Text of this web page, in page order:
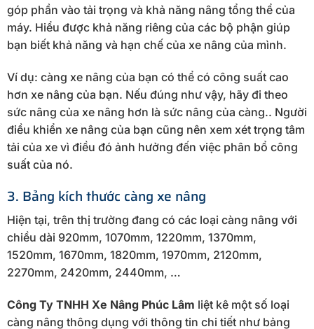
góp phần vào tải trọng và khả năng nâng tổng thể của
máy. Hiểu được khả năng riêng của các bộ phận giúp
bạn biết khả năng và hạn chế của xe nâng của mình.
Ví dụ: càng xe nâng của bạn có thể có công suất cao
hơn xe nâng của bạn. Nếu đúng như vậy, hãy đi theo
sức nâng của xe nâng hơn là sức nâng của càng.. Người
điều khiển xe nâng của bạn cũng nên xem xét trọng tâm
tải của xe vì điều đó ảnh hưởng đến việc phân bổ công
suất của nó.
3. Bảng kích thước càng xe nâng
Hiện tại, trên thị trường đang có các loại càng nâng với
chiều dài 920mm, 1070mm, 1220mm, 1370mm,
1520mm, 1670mm, 1820mm, 1970mm, 2120mm,
2270mm, 2420mm, 2440mm, …
Công Ty TNHH Xe Nâng Phúc Lâm liệt kê một số loại
càng nâng thông dụng với thông tin chi tiết như bảng